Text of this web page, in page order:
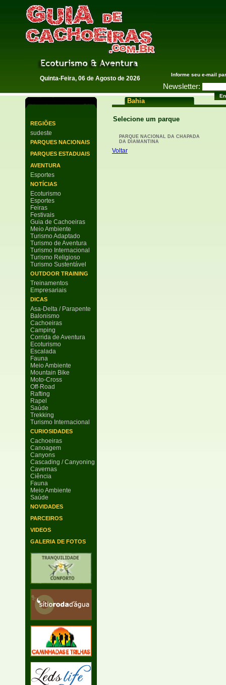
Guia de Cachoeiras
Quinta-Feira, 06 de Agosto de 2026
Informe seu e-mail
Newsletter:
REGIÕES
sudeste
PARQUES NACIONAIS
PARQUES ESTADUAIS
AVENTURA
Esportes
NOTÍCIAS
Ecoturismo
Esportes
Feiras
Festivais
Guia de Cachoeiras
Meio Ambiente
Turismo Adaptado
Turismo de Aventura
Turismo Internacional
Turismo Religioso
Turismo Sustentável
OUTDOOR TRAINING
Treinamentos
Empresariais
DICAS
Asa-Delta / Parapente
Balonismo
Cachoeiras
Camping
Corrida de Aventura
Ecoturismo
Escalada
Fauna
Meio Ambiente
Mountain Bike
Moto-Cross
Off-Road
Rafting
Rapel
Saúde
Trekking
Turismo Internacional
CURIOSIDADES
Cachoeiras
Canoagem
Canyons
Cascading / Canyoning
Cavernas
Ciência
Fauna
Meio Ambiente
Saúde
NOVIDADES
PARCEIROS
VIDEOS
GALERIA DE FOTOS
Bahia
Selecione um parque
PARQUE NACIONAL DA CHAPADA
DA DIAMANTINA
Voltar